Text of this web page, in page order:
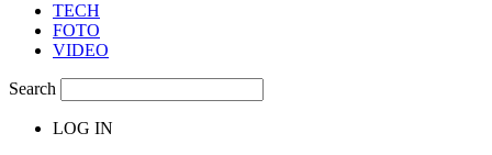
TECH
FOTO
VIDEO
Search
LOG IN